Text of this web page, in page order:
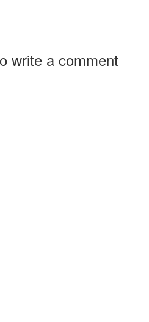
write a comment